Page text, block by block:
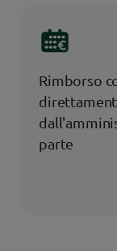
Rimborso
parte